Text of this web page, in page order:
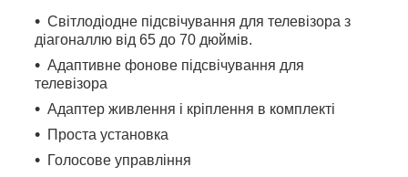
Світлодіодне підсвічування для телевізора з
діагоналлю від 65 до 70 дюймів.
Адаптивне фонове підсвічування для
телевізора
Адаптер живлення і кріплення в комплекті
Проста установка
Голосове управління